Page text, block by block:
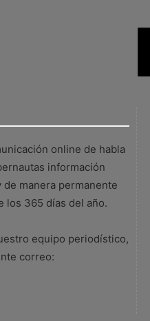
online de habla
información
manera permanente
los 365 días del año.
equipo periodístico,
correo: